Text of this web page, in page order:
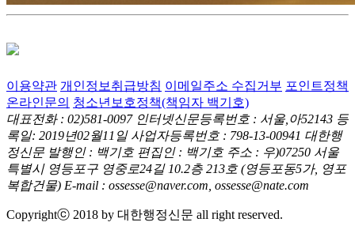
이용약관 개인정보취급방침 이메일주소 수집거부 포인트정책
온라인문의 청소년보호정책(책임자 백기호)
대표전화 : 02)581-0097 인터넷신문등록번호 : 서울,아52143 등
록일: 2019년02월11일 사업자등록번호 : 798-13-00941 대한행
정신문 발행인 : 백기호 편집인 : 백기호 주소 : 우)07250 서울
특별시 영등포구 영중로24길 10.2층 213호 (영등포동5가, 영포
복합건물) E-mail : ossesse@naver.com, ossesse@nate.com
Copyrightⓒ 2018 by 대한행정신문 all right reserved.